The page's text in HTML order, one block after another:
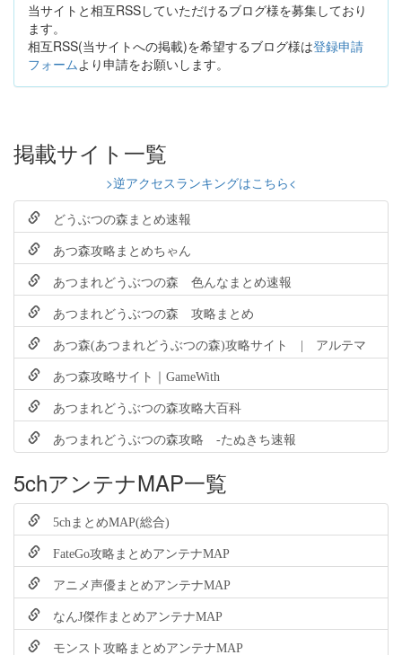
当サイトと相互RSSしていただけるブログ様を募集しており
ます。
相互RSS(当サイトへの掲載)を希望するブログ様は登録申請
フォームより申請をお願いします。
掲載サイト一覧
>逆アクセスランキングはこちら<
どうぶつの森まとめ速報
あつ森攻略まとめちゃん
あつまれどうぶつの森 色んなまとめ速報
あつまれどうぶつの森 攻略まとめ
あつ森(あつまれどうぶつの森)攻略サイト | アルテマ
あつ森攻略サイト｜GameWith
あつまれどうぶつの森攻略大百科
あつまれどうぶつの森攻略 -たぬきち速報
5chアンテナMAP一覧
5chまとめMAP(総合)
FateGo攻略まとめアンテナMAP
アニメ声優まとめアンテナMAP
なんJ傑作まとめアンテナMAP
モンスト攻略まとめアンテナMAP